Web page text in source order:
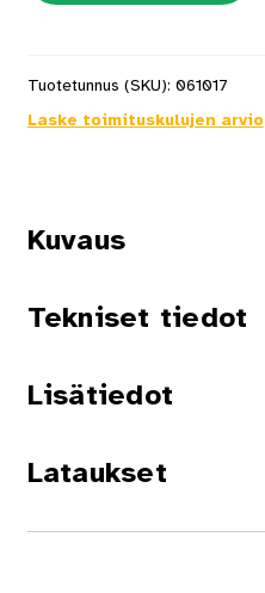
Tuotetunnus (SKU): 061017
Laske toimituskulujen arvio
Kuvaus
Tekniset tiedot
Lisätiedot
Lataukset